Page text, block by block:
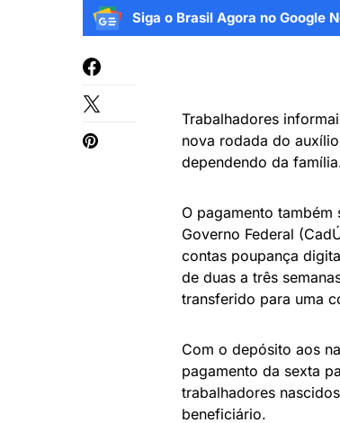
Siga o Brasil Agora no Google
Trabalhadores
nova rodada do
dependendo da
O pagamento
Governo Federal
contas poupança
de duas a três
transferido para uma
Com o depósito aos
pagamento da sexta
trabalhadores
beneficiário.